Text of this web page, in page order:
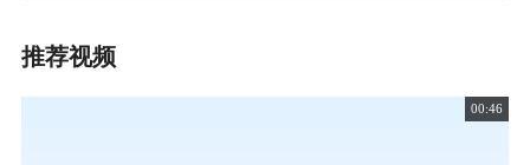
推荐视频
00:46